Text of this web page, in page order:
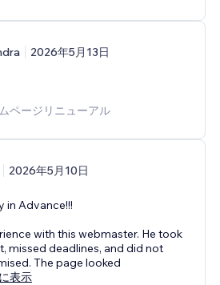
2026年5月13日
ページリニューアル
2026年5月10日
in Advance!!!
with this webmaster. He took
missed deadlines, and did not
The page looked
表示